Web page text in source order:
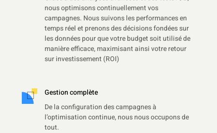
nous optimisons continuellement vos
campagnes. Nous suivons les performances en
temps réel et prenons des décisions fondées sur
les données pour que votre budget soit utilisé de
manière efficace, maximisant ainsi votre retour
sur investissement (ROI)
Gestion complète
De la configuration des campagnes à
l’optimisation continue, nous nous occupons de
tout.